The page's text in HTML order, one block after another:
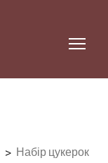
Набір цукерок